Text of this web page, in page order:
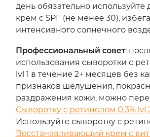
день обязательно используйте
крем с SPF (не менее 30),
интенсивного солнечного
Профессиональный совет:
использования сыворотки с
lvl 1 в течение 2+ месяцев без
признаков шелушения,
раздражения кожи, можно
Cыворотку с ретинолом 0,3% lvl
Используйте сыворотку с
Восстанавливающий крем с